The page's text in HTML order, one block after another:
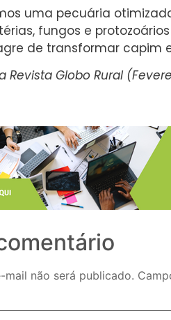
uma pecuária
fungos e
de transformar capim
Revista Globo Rural
mail não será publicado.